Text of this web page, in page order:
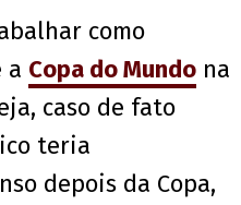
como
a Copa do Mundo na
caso de fato
teria
depois da Copa,